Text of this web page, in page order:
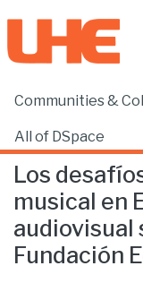
Communities &
All of DSpace
Statistics
Home
Los
musical en
audiovisual
Fundación